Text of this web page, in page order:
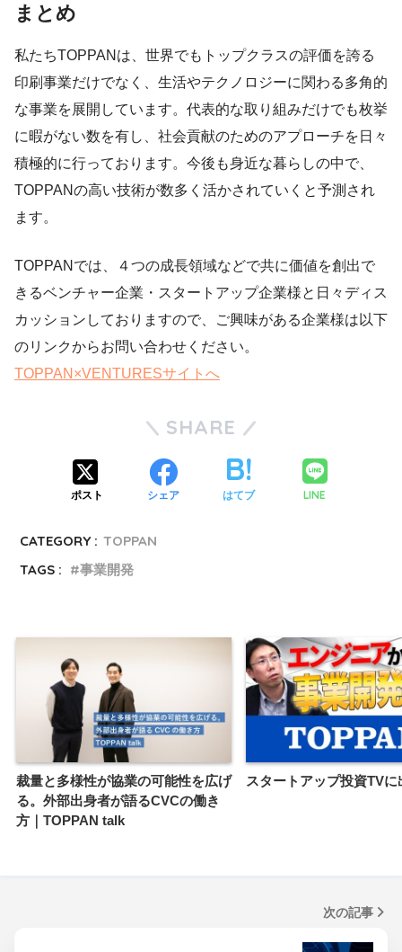
まとめ
私たちTOPPANは、世界でもトップクラスの評価を誇る
印刷事業だけでなく、生活やテクノロジーに関わる多角的
な事業を展開しています。代表的な取り組みだけでも枚挙
に暇がない数を有し、社会貢献のためのアプローチを日々
積極的に行っております。今後も身近な暮らしの中で、
TOPPANの高い技術が数多く活かされていくと予測され
ます。
TOPPANでは、４つの成長領域などで共に価値を創出で
きるベンチャー企業・スタートアップ企業様と日々ディス
カッションしておりますので、ご興味がある企業様は以下
のリンクからお問い合わせください。
TOPPAN×VENTURESサイトへ
SHARE
ポスト シェア はてブ LINE
CATEGORY : TOPPAN
TAGS :
事業開発
裁量と多様性が協業の可能性を広げ
る。外部出身者が語るCVCの働き
方｜TOPPAN talk
スタートアップ投資TVに
次の記事